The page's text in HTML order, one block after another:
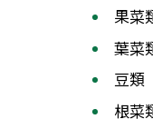
果菜
葉菜
豆類
根菜